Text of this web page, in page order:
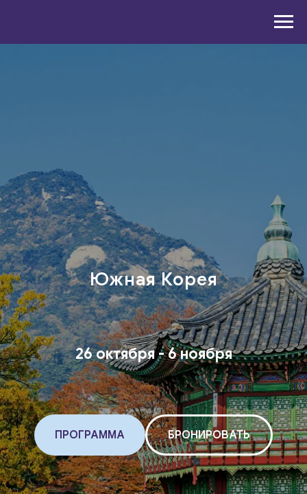
Южная Корея
26 октября - 6 ноября
ПРОГРАММА БРОНИРОВАТЬ